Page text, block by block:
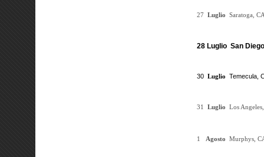
27 Luglio Saratoga,
28 Luglio San
30 Luglio Temecula,
31 Luglio Los
1 Agosto Murphys,